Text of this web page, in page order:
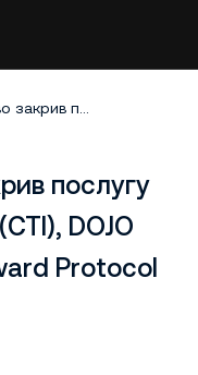
KuCoin тимчасово закрив послугу депозитів для ClinTex (CTI), DOJO Protocol (DOAI) та Forward Protocol (FORWARD)
послугу
DOJO
Protocol